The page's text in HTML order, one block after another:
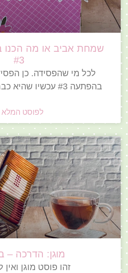
שמחת אביב או מה
#3
לכל מי שהפסידה. כן
בהפתעה #3 עכשיו שהיא כבר לא הפתעה אלא
לפוסט המלא
מוגן: הדרכה –
זהו פוסט מוגן ואין